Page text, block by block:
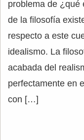
problema de ¿qué
de la filosofía
respecto a este
idealismo. La
acabada del
perfectamente en
con […]